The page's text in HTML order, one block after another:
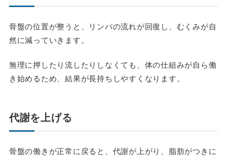
骨盤の位置が整うと、リンパの流れが回復し、むくみが自
然に減っていきます。
無理に押したり流したりしなくても、体の仕組みが自ら働
き始めるため、結果が長持ちしやすくなります。
代謝を上げる
骨盤の働きが正常に戻ると、代謝が上がり、脂肪がつきに